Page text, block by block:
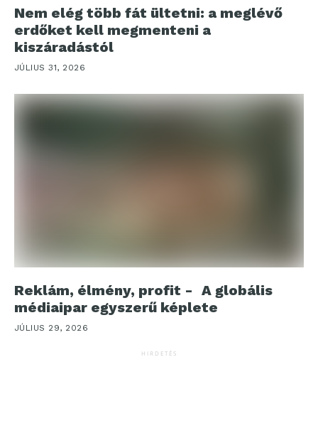
Nem elég több fát ültetni: a meglévő
erdőket kell megmenteni a
kiszáradástól
JÚLIUS 31, 2026
Reklám, élmény, profit - A globális
médiaipar egyszerű képlete
JÚLIUS 29, 2026
HIRDETÉS